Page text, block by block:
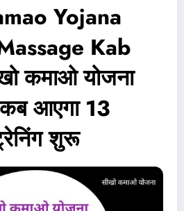
Yojana
Kab
कमाओ योजना
आएगा 13
शुरू